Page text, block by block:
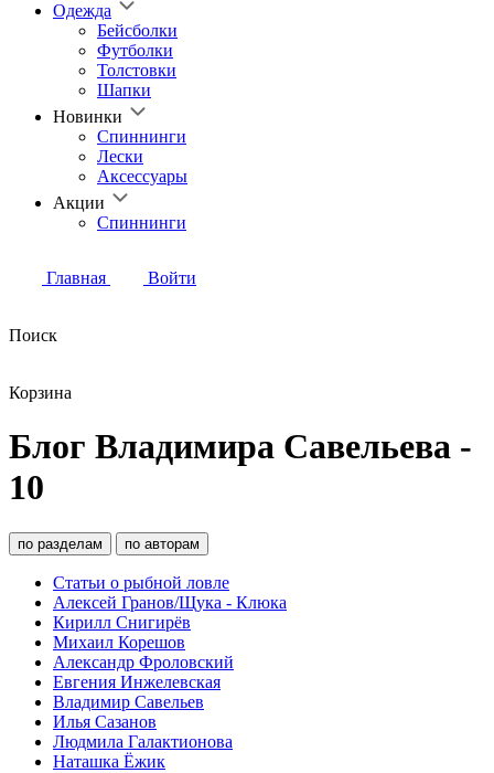
Одежда
Бейсболки
Футболки
Толстовки
Шапки
Новинки
Спиннинги
Лески
Аксессуары
Акции
Спиннинги
Главная Войти
Поиск
Корзина
Блог Владимира Савельева -
10
по разделам по авторам
Статьи о рыбной ловле
Алексей Гранов/Щука - Клюка
Кирилл Снигирёв
Михаил Корешов
Александр Фроловский
Евгения Инжелевская
Владимир Савельев
Илья Сазанов
Людмила Галактионова
Наташка Ёжик